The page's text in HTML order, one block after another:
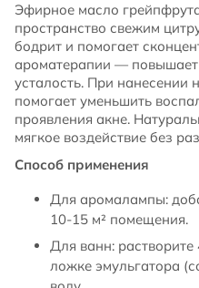
Эфирное масло
пространство свежим
бодрит и помогает
ароматерапии — повышает
усталость. При нанесении
помогает уменьшить
проявления акне.
мягкое воздействие без
Способ применения
Для аромалампы:
10-15 м² помещения.
Для ванн:
ложке эмульгатора